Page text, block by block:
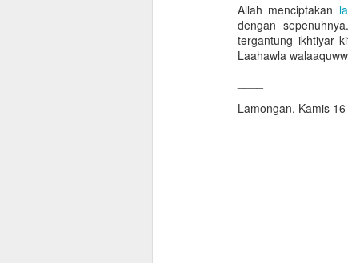
Allah menciptakan
dengan
tergantung ikhtiyar
Laahawla
Lamongan, Kamis